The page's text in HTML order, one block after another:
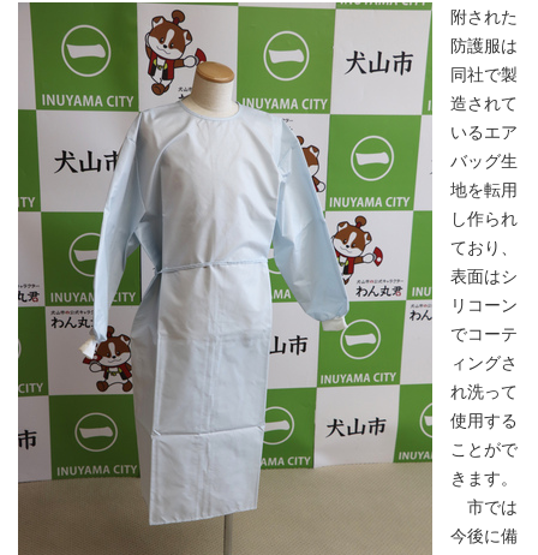
附された
防護服は
同社で製
造されて
いるエア
バッグ生
地を転用
し作られ
ており、
表面はシ
リコーン
でコーテ
ィングさ
れ洗って
使用する
ことがで
きます。
市では
今後に備